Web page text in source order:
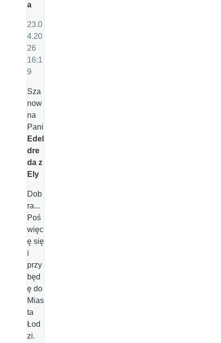
a
23.0
4.20
26
16:1
9
Sza
now
na
Pani
Edel
dre
da z
Ely
Dob
ra...
Poś
więc
ę się
i
przy
będ
ę do
Mias
ta
Łod
zi.